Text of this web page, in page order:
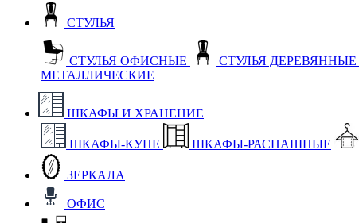
СТУЛЬЯ
СТУЛЬЯ ОФИСНЫЕ СТУЛЬЯ ДЕРЕВЯННЫЕ
МЕТАЛЛИЧЕСКИЕ
ШКАФЫ И ХРАНЕНИЕ
ШКАФЫ-КУПЕ ШКАФЫ-РАСПАШНЫЕ
ЗЕРКАЛА
ОФИС